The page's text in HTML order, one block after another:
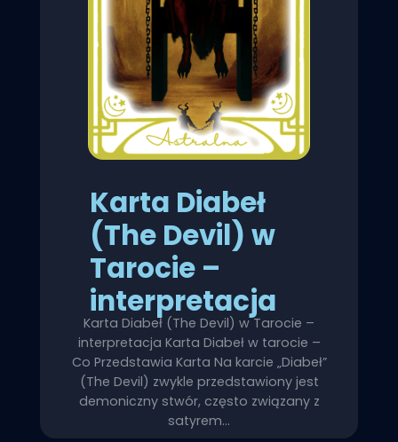
Karta Diabeł
(The Devil) w
Tarocie –
interpretacja
Karta Diabeł (The Devil) w Tarocie –
interpretacja Karta Diabeł w tarocie –
Co Przedstawia Karta Na karcie „Diabeł”
(The Devil) zwykle przedstawiony jest
demoniczny stwór, często związany z
satyrem…